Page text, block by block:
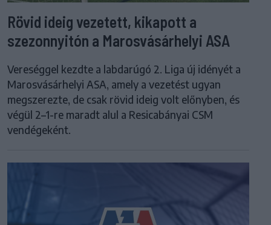
Rövid ideig vezetett, kikapott a
szezonnyitón a Marosvásárhelyi ASA
Vereséggel kezdte a labdarúgó 2. Liga új idényét a
Marosvásárhelyi ASA, amely a vezetést ugyan
megszerezte, de csak rövid ideig volt előnyben, és
végül 2–1-re maradt alul a Resicabányai CSM
vendégeként.